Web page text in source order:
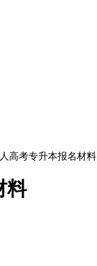
高考专升本报名材料
料